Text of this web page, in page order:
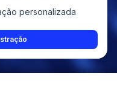
personalizada